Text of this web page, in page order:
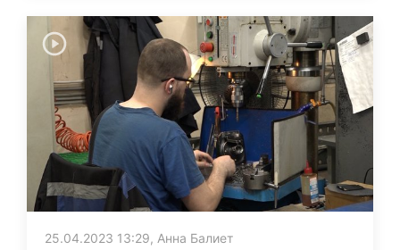
25.04.2023 13:29, Анна Балиет